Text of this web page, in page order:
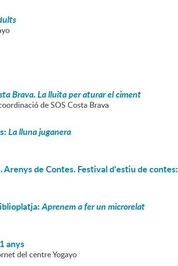
Brava. La lluita per aturar el ciment
de SOS Costa Brava
La lluna juganera
Arenys de Contes. Festival d'estiu de contes:
Aprenem a fer un microrelat
anys
del centre Yogayo